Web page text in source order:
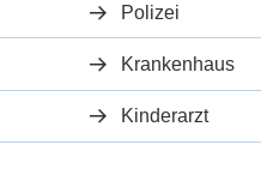
Polizei
Krankenhaus
Kinderarzt